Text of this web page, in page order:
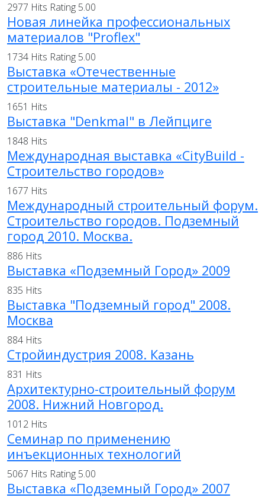
2977 Hits Rating 5.00
Новая линейка профессиональных
материалов "Proflex"
1734 Hits Rating 5.00
Выставка «Отечественные
строительные материалы - 2012»
1651 Hits
Выставка "Denkmal" в Лейпциге
1848 Hits
Международная выставка «CityBuild -
Строительство городов»
1677 Hits
Международный строительный форум.
Строительство городов. Подземный
город 2010. Москва.
886 Hits
Выставка «Подземный Город» 2009
835 Hits
Выставка "Подземный город" 2008.
Москва
884 Hits
Стройиндустрия 2008. Казань
831 Hits
Архитектурно-строительный форум
2008. Нижний Новгород.
1012 Hits
Семинар по применению
инъекционных технологий
5067 Hits Rating 5.00
Выставка «Подземный Город» 2007